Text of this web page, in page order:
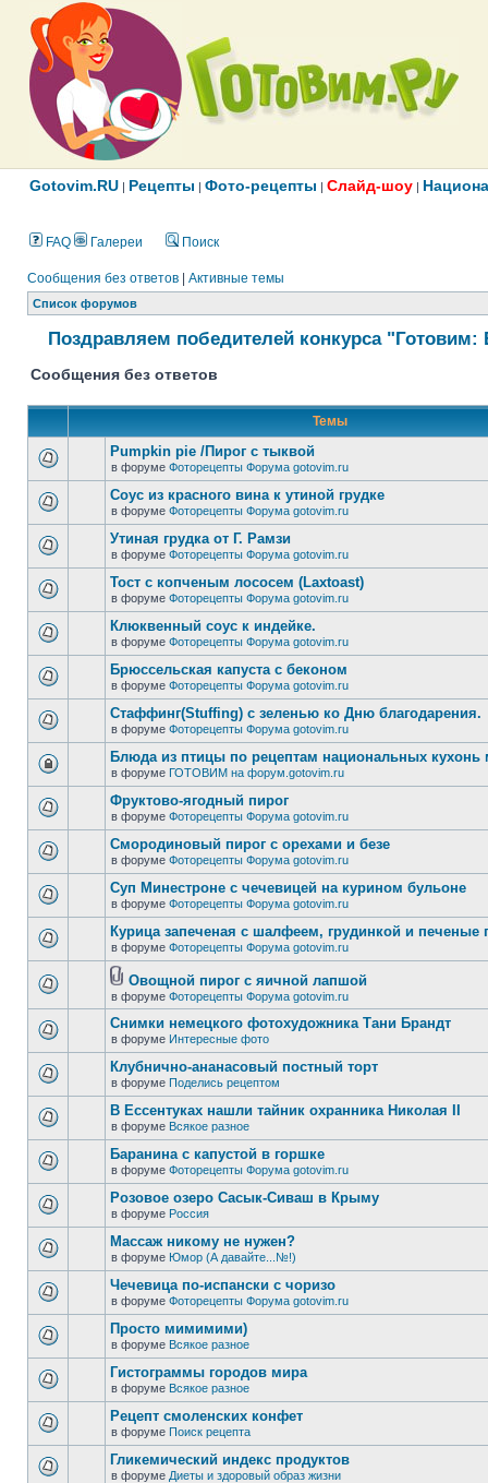
Gotovim.RU | Рецепты | Фото-рецепты | Слайд-шоу |
FAQ Галереи Поиск
Сообщения без ответов Активные темы
Список форумов
Поздравляем победителей конкурса
Сообщения без ответов
Темы
Pumpkin pie /Пирог с тыквой
в форуме Фоторецепты Форума gotovim.ru
Соус из красного вина к утиной грудке
в форуме Фоторецепты Форума gotovim.ru
Утиная грудка от Г. Рамзи
в форуме Фоторецепты Форума gotovim.ru
Тост с копченым лососем (Laxtoast)
в форуме Фоторецепты Форума gotovim.ru
Клюквенный соус к индейке.
в форуме Фоторецепты Форума gotovim.ru
Брюссельская капуста с беконом
в форуме Фоторецепты Форума gotovim.ru
Стаффинг(Stuffing) с зеленью ко Дню благодарения.
в форуме Фоторецепты Форума gotovim.ru
Блюда из птицы по рецептам национальных кухонь
в форуме ГОТОВИМ на форум.gotovim.ru
Фруктово-ягодный пирог
в форуме Фоторецепты Форума gotovim.ru
Смородиновый пирог с орехами и безе
в форуме Фоторецепты Форума gotovim.ru
Суп Минестроне с чечевицей на курином бульоне
в форуме Фоторецепты Форума gotovim.ru
Курица запеченая с шалфеем, грудинкой и
в форуме Фоторецепты Форума gotovim.ru
Овощной пирог с яичной лапшой
в форуме Фоторецепты Форума gotovim.ru
Снимки немецкого фотохудожника Тани Брандт
в форуме Интересные фото
Клубнично-ананасовый постный торт
в форуме Поделись рецептом
В Ессентуках нашли тайник охранника Николая II
в форуме Всякое разное
Баранина с капустой в горшке
в форуме Фоторецепты Форума gotovim.ru
Розовое озеро Сасык-Сиваш в Крыму
в форуме Россия
Массаж никому не нужен?
в форуме Юмор (А давайте...№!)
Чечевица по-испански с чоризо
в форуме Фоторецепты Форума gotovim.ru
Просто мимимими)
в форуме Всякое разное
Гистограммы городов мира
в форуме Всякое разное
Рецепт смоленских конфет
в форуме Поиск рецепта
Гликемический индекс продуктов
в форуме Диеты и здоровый образ жизни